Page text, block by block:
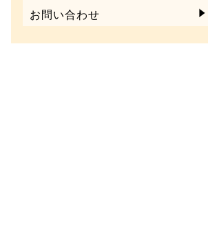
お問い合わせ